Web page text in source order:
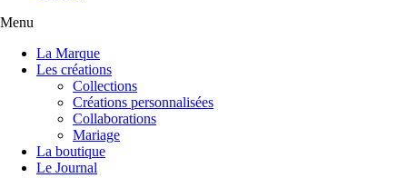
Menu
La Marque
Les créations
Collections
Créations personnalisées
Collaborations
Mariage
La boutique
Le Journal